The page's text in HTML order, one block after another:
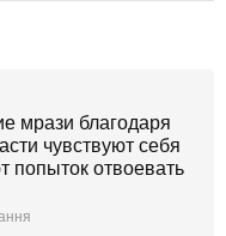
мрази благодаря
чувствуют себя
попыток отвоевать